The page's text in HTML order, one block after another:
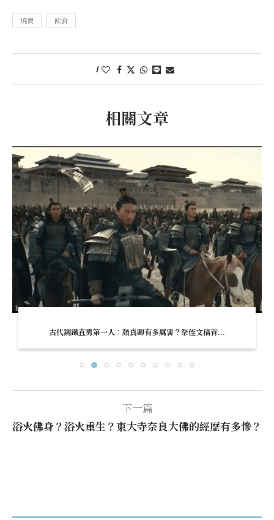
燒賣 飲食
1
相關文章
古代鋼鐵直男第一人︰顏真卿有多厲害？祭侄文稿背...
下一篇
浴火佛身？浴火重生？東大寺奈良大佛的經歷有多慘？